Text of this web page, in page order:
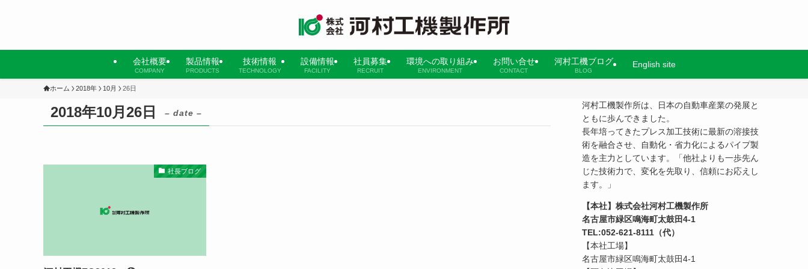
会社概要
COMPANY
製品情報
PRODUCTS
技術情報
TECHNOLOGY
設備情報
FACILITY
社員募集
RECRUIT
環境への取り組み
ENVIRONMENT
お問い合せ
CONTACT
河村工機ブログ
BLOG
English site
ホーム 2018年 10月 26日
2018年10月26日 – date –
社長ブログ
河村工機製作所は、日本の自動車産業の発展と
ともに歩んできました。
長年培ってきたプレス加工技術に最新の溶接技
術を融合させ、自動化・省力化によるパイプ製
造を主力としています。「他社よりも一歩先ん
じた技術力で、変化を先取り、信頼にお応えし
ます。」
【本社】株式会社河村工機製作所
名古屋市緑区鳴海町太鼓田4-1
TEL:052-621-8111（代）
【本社工場】
名古屋市緑区鳴海町太鼓田4-1